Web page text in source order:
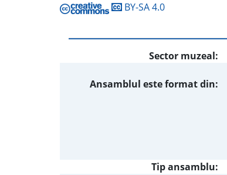
BY-SA 4.0
Sector muzeal:
Ansamblul este format din:
Tip ansamblu: